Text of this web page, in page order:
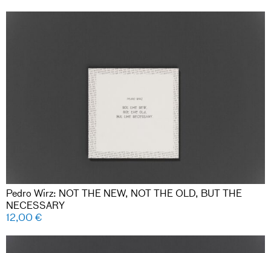
Pedro Wirz: NOT THE NEW, NOT THE OLD, BUT THE
NECESSARY
12,00€